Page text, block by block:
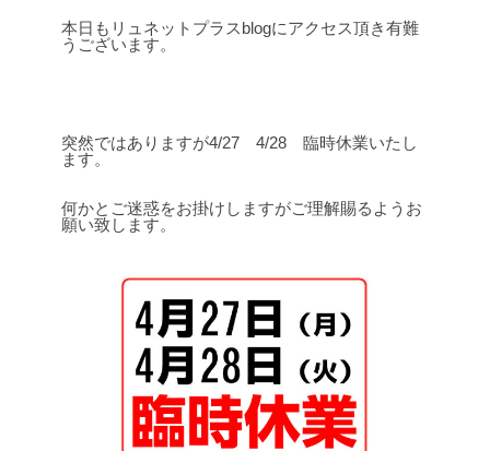
本日もリュネットプラスblogにアクセス頂き有難
うございます。
突然ではありますが4/27 4/28 臨時休業いたし
ます。
何かとご迷惑をお掛けしますがご理解賜るようお
願い致します。